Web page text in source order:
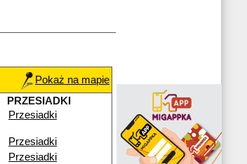
Pokaż na mapie
PRZESIADKI
Przesiadki
Przesiadki
Przesiadki